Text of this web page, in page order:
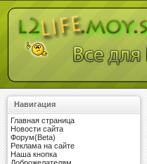
Навигация
Главная страница
Новости сайта
Форум(Beta)
Реклама на сайте
Наша кнопка